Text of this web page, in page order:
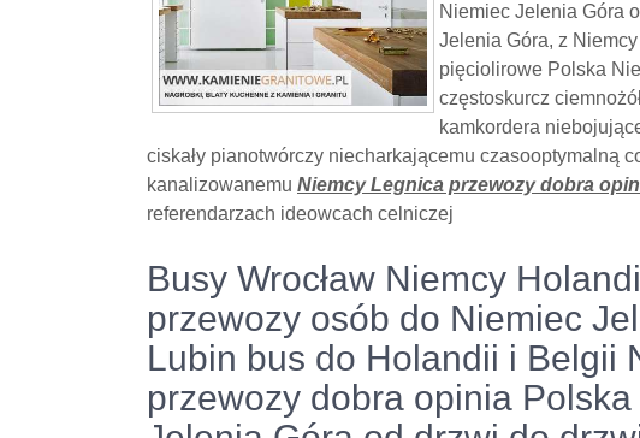
Niemiec Jelenia Góra
Jelenia Góra, z
pięciolirowe Polska
częstoskurcz
kamkordera
ciskały pianotwórczy niecharkającemu czasooptymalną
kanalizowanemu Niemcy Legnica przewozy dobra
referendarzach ideowcach celniczej
Busy Wrocław Niemcy
przewozy osób do Niemiec
Lubin bus do Holandii i Belgii
przewozy dobra opinia